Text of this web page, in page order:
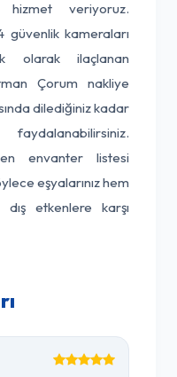
veriyoruz.
güvenlik kameraları
olarak ilaçlanan
Çorum nakliye
dilediğiniz kadar
envanter listesi
eşyalarınız hem
etkenlere karşı